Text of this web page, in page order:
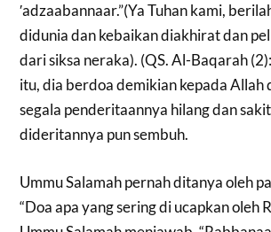
′adzaabannaar.”(Ya Tuhan kami,
didunia dan kebaikan diakhirat dan
dari siksa neraka). (QS. Al-Baqarah
itu, dia berdoa demikian kepada Allah
segala penderitaannya hilang dan
dideritannya pun sembuh.
Ummu Salamah pernah ditanya oleh
“Doa apa yang sering di ucapkan oleh